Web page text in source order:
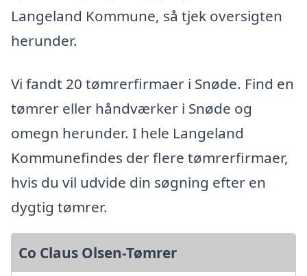
Langeland Kommune, så tjek oversigten
herunder.
Vi fandt 20 tømrerfirmaer i Snøde. Find en
tømrer eller håndværker i Snøde og
omegn herunder. I hele Langeland
Kommunefindes der flere tømrerfirmaer,
hvis du vil udvide din søgning efter en
dygtig tømrer.
Co Claus Olsen-Tømrer